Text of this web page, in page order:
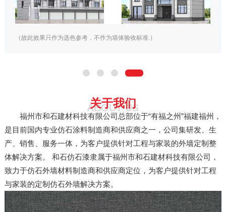
准.） （故此效果只作为选色参考，不作为墙体验收标
ABOUT US
关于我们
福州市和石建材科技有限公司总部位于“有福之州”福建福州，
是目前国内专业仿石涂料制造商和供应商之一，公司集研发、生
产、销售、服务一体，为客户提供针对工程与家装的外墙定制整
体解决方案。 和石仿石漆隶属于福州市和石建材科技有限公司，
致力于仿石外墙材料制造商和供应商定位，为客户提供针对工程
与家装的定制仿石外墙解决方案。